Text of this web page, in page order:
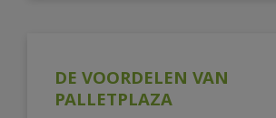
DE VOORDELEN VAN
PALLETPLAZA